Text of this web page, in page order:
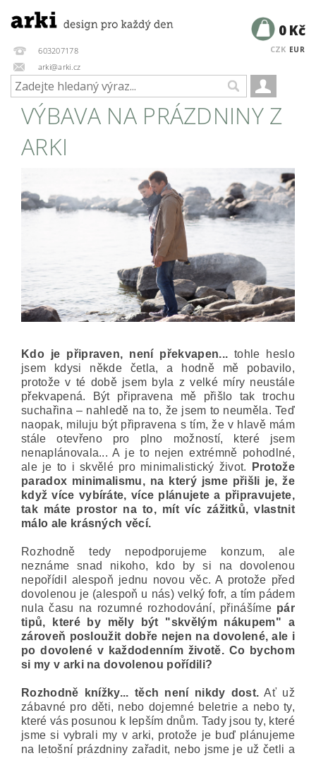
603207178
arki@arki.cz
CZK EUR
0 Kč
VÝBAVA NA PRÁZDNINY Z
ARKI
Kdo je připraven, není překvapen... tohle heslo
jsem kdysi někde četla, a hodně mě pobavilo,
protože v té době jsem byla z velké míry neustále
překvapená. Být připravena mě přišlo tak trochu
suchařina – nahledě na to, že jsem to neuměla. Teď
naopak, miluju být připravena s tím, že v hlavě mám
stále otevřeno pro plno možností, které jsem
nenaplánovala... A je to nejen extrémně pohodlné,
ale je to i skvělé pro minimalistický život.
Protože
paradox minimalismu, na který jsme přišli je, že
když více vybíráte, více plánujete a připravujete,
tak máte prostor na to, mít víc zážitků, vlastnit
málo ale krásných věcí.
Rozhodně tedy nepodporujeme konzum, ale
neznáme snad nikoho, kdo by si na dovolenou
nepořídil alespoň jednu novou věc. A protože před
dovolenou je (alespoň u nás) velký fofr, a tím pádem
nula času na rozumné rozhodování, přinášíme pár
tipů, které by měly být "skvělým nákupem" a
zároveň posloužit dobře nejen na dovolené, ale i
po dovolené v každodenním životě. Co bychom
si my v arki na dovolenou pořídili?
Rozhodně knížky... těch není nikdy dost. Ať už
zábavné pro děti, nebo dojemné beletrie a nebo ty,
které vás posunou k lepším dnům. Tady jsou ty, které
jsme si vybrali my v arki, protože je buď plánujeme
na letošní prázdniny zařadit, nebo jsme je už četli a